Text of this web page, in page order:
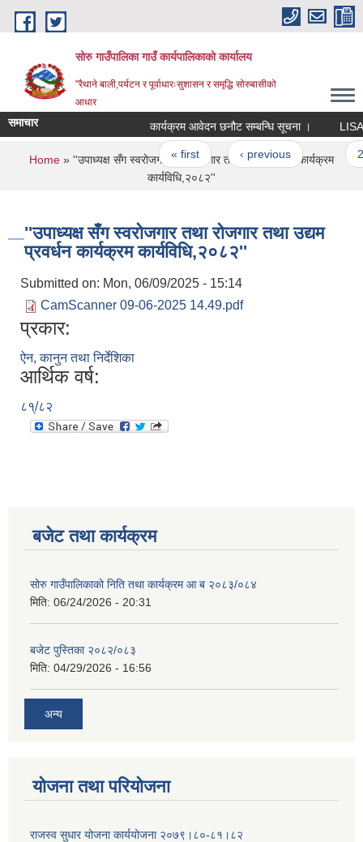
Skip to main content
सोरु गाउँपालिका गाउँ कार्यपालिकाको कार्यालय
"रैथाने बाली,पर्यटन र पूर्वाधारःसुशासन र समृद्धि सोरुबासीको
आधार
समाचार कार्यक्रम आवेदन छनौट सम्बन्धि सूचना । LISA
Pages
« first ‹ previous …
You are here
Home » ''उपाध्यक्ष सँग स्वरोजगार तथा रोजगार तथा उद्यम प्रवर्धन कार्यक्रम
कार्यविधि,२०८२''
''उपाध्यक्ष सँग स्वरोजगार तथा रोजगार तथा उद्यम
प्रवर्धन कार्यक्रम कार्यविधि,२०८२''
Submitted on: Mon, 06/09/2025 - 15:14
CamScanner 09-06-2025 14.49.pdf
प्रकार:
ऐन, कानुन तथा निर्देशिका
आर्थिक वर्ष:
८१्/८२
बजेट तथा कार्यक्रम
सोरु गाउँपालिकाको निति तथा कार्यक्रम आ ब २०८३/०८४
मिति: 06/24/2026 - 20:31
बजेट पुस्तिका २०८२/०८३
मिति: 04/29/2026 - 16:56
अन्य
योजना तथा परियोजना
राजस्व सुधार योजना कार्ययोजना २०७९।८०-८१।८२